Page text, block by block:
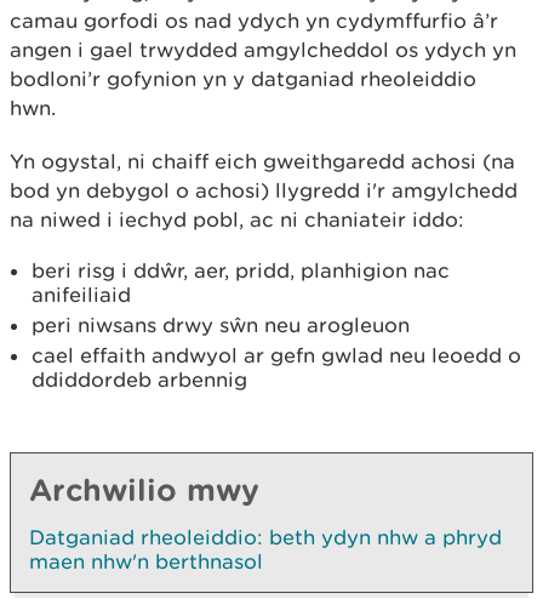
camau gorfodi os nad ydych yn cydymffurfio â’r
angen i gael trwydded amgylcheddol os ydych yn
bodloni’r gofynion yn y datganiad rheoleiddio
hwn.
Yn ogystal, ni chaiff eich gweithgaredd achosi (na
bod yn debygol o achosi) llygredd i'r amgylchedd
na niwed i iechyd pobl, ac ni chaniateir iddo:
beri risg i ddŵr, aer, pridd, planhigion nac
anifeiliaid
peri niwsans drwy sŵn neu arogleuon
cael effaith andwyol ar gefn gwlad neu leoedd o
ddiddordeb arbennig
Archwilio mwy
Datganiad rheoleiddio: beth ydyn nhw a phryd
maen nhw'n berthnasol